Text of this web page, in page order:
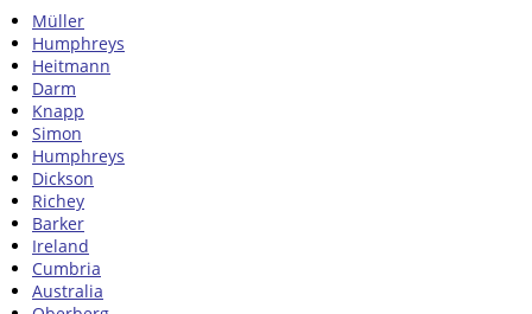
Müller
Humphreys
Heitmann
Darm
Knapp
Simon
Humphreys
Dickson
Richey
Barker
Ireland
Cumbria
Australia